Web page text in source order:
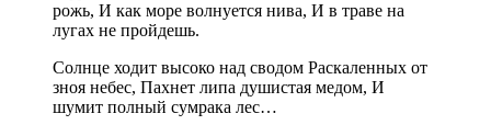
рожь, И как море волнуется нива, И в траве на
лугах не пройдешь.
Солнце ходит высоко над сводом Раскаленных от
зноя небес, Пахнет липа душистая медом, И
шумит полный сумрака лес…